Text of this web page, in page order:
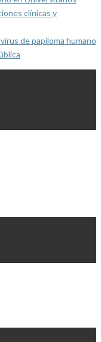
clínicas y
de papiloma humano